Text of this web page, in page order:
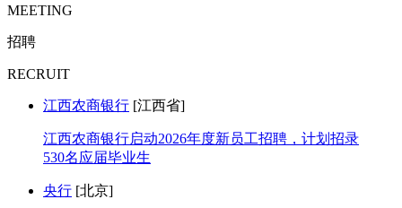
MEETING
招聘
RECRUIT
江西农商银行 [江西省]
江西农商银行启动2026年度新员工招聘，计划招录
530名应届毕业生
央行 [北京]